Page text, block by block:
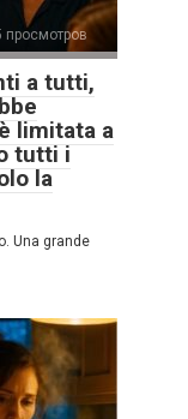
просмотров
a tutti,
limitata a
tutti i
la
Una grande